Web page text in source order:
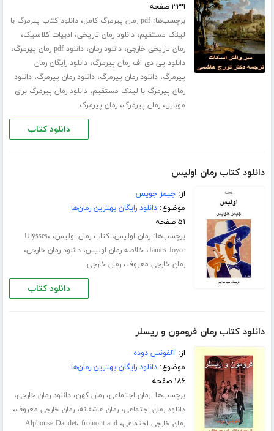
۳۳۹ صفحه
برچسب‌ها:pdf رمان پیرمرگ کامل ،دانلود کتاب پیرمرگ با
لینک مستقیم،دانلود رمان تاریخی، ادبیات کلاسیک،
رمان تاریخی خارجی،دانلود رمان،دانلود pdf رمان پیرمرگ ،
دانلود پی دی اف رمان پیرمرگ،دانلود رایگان رمان
پیرمرگ،دانلود رمان پیرمرگ،دانلود رمان پیرمرگ،دانلود
رمان پیرمرگ با لینک مستقیم،دانلود رمان پیرمرگ برای
موبایل،رمان پیرمرگ،رمان پیرمرگ
دانلود کتاب
دانلود کتاب رمان اولیس
از:جیمز جویس
موضوع:دانلود رایگان بهترین رمان‌ها
۵۱ صفحه
برچسب‌ها:رمان اولیس،کتاب رمان اولیس، Ulysses،
James Joyce، خلاصه رمان اولیس،دانلود رمان خارجی،
رمان خارجی معروف،رمان خارجی
دانلود کتاب
دانلود کتاب رمان فرومون و ریسلر
از:آلفونس دوده
موضوع:دانلود رایگان بهترین رمان‌ها
۱۸۶ صفحه
برچسب‌ها:رمان اجتماعی،رمان کهن،دانلود رمان خارجی،
دانلود رمان اجتماعی،رمان عاشقانه،رمان خارجی معروف،
رمان خارجی اجتماعی، Alphonse Daudet، fromont and